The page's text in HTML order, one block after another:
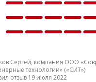
Сергей, компания ООО
технологии» («СИТ»)
отзыв 19 июля 2022